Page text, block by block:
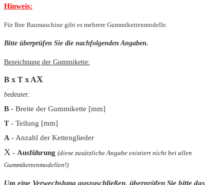
Hinweis:
Für Ihre Baumaschine gibt es mehrere Gummikettenmodelle.
Bitte überprüfen Sie die nachfolgenden Angaben.
Bezeichnung der Gummikette:
B x T x AX
bedeutet:
B - Breite der Gummikette [mm]
T - Teilung [mm]
A - Anzahl der Kettenglieder
X - Ausführung (diese zusätzliche Angabe existiert nicht bei allen
Gummikettenmodellen!)
Um eine Verwechslung auszuschließen, überprüfen Sie bitte das